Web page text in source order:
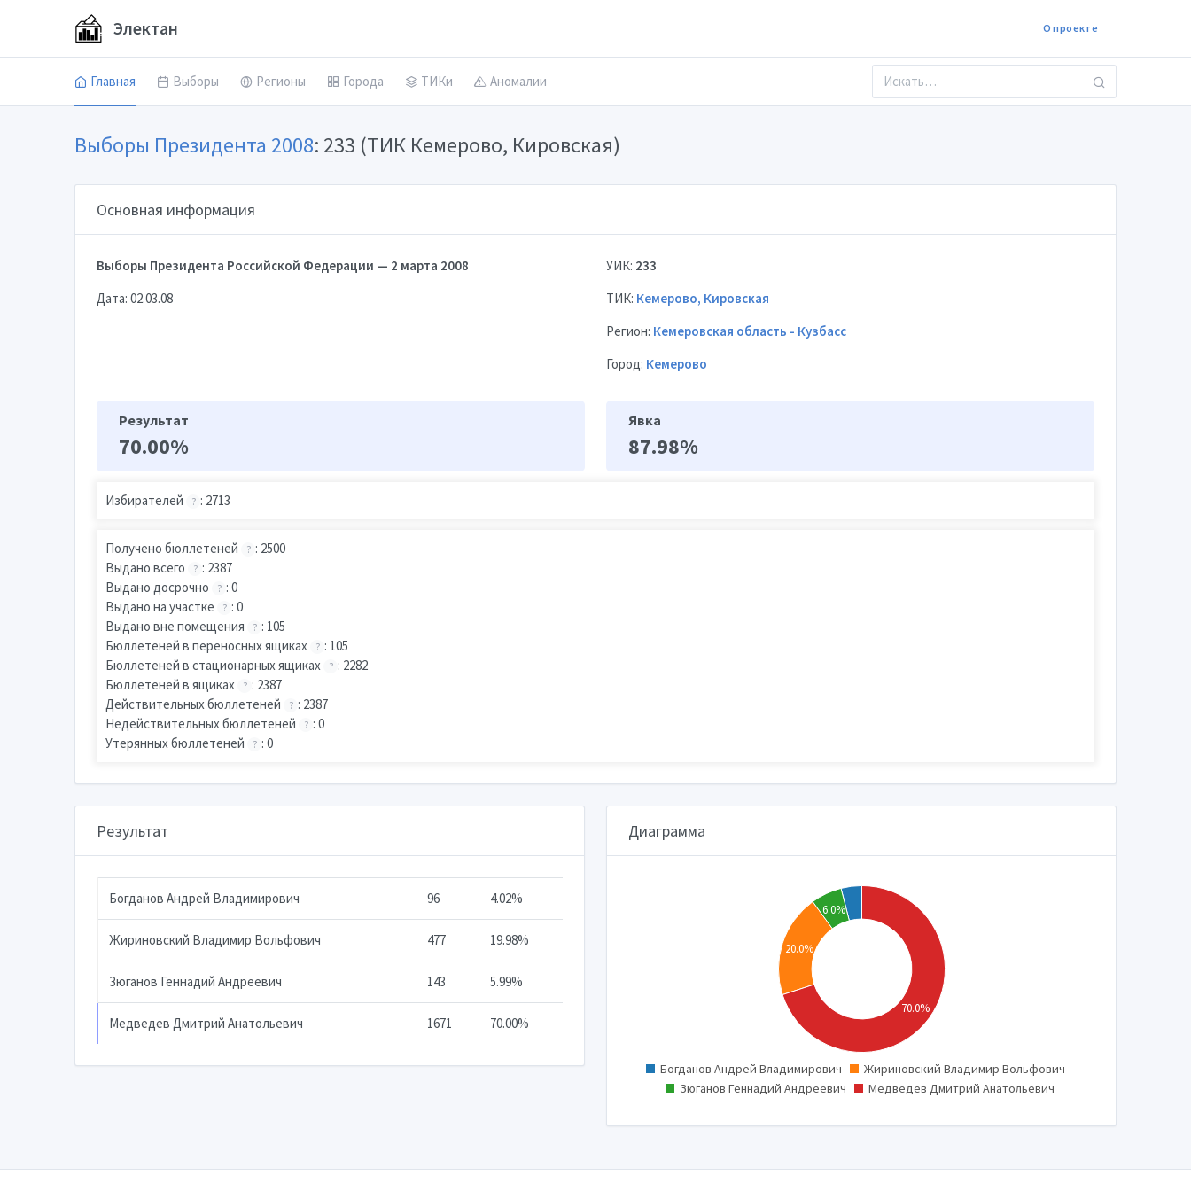
Электан О проекте
Главная Выборы Регионы Города ТИКи Аномалии
Выборы Президента 2008: 233 (ТИК Кемерово, Кировская)
Основная информация
Выборы Президента Российской Федерации — 2 марта 2008
Дата: 02.03.08
УИК: 233
ТИК: Кемерово, Кировская
Регион: Кемеровская область - Кузбасс
Город: Кемерово
Результат
70.00%
Явка
87.98%
Избирателей ? : 2713
Получено бюллетеней ? : 2500
Выдано всего
? : 2387
Выдано досрочно
? : 0
Выдано на участке
? : 0
Выдано вне помещения
? : 105
Бюллетеней в переносных ящиках
? : 105
Бюллетеней в стационарных ящиках
? : 2282
Бюллетеней в ящиках
? : 2387
Действительных бюллетеней
? : 2387
Недействительных бюллетеней
? : 0
Утерянных бюллетеней
? : 0
Результат
Богданов Андрей Владимирович 96 4.02%
Жириновский Владимир Вольфович 477 19.98%
Зюганов Геннадий Андреевич 143 5.99%
Медведев Дмитрий Анатольевич 1671 70.00%
Диаграмма
20.0%
6.0%
70.0%
Богданов Андрей Владимирович
Жириновский Владимир Вольфович
Зюганов Геннадий Андреевич
Медведев Дмитрий Анатольевич